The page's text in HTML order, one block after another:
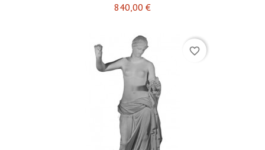
840,00 €Prix
favorite_border